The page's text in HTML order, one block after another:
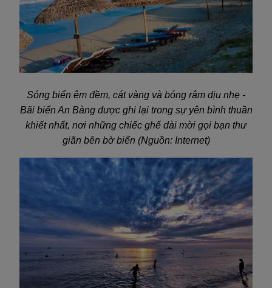
Sóng biển êm đềm, cát vàng và bóng râm dịu nhẹ -
Bãi biển An Bàng được ghi lại trong sự yên bình thuần
khiết nhất, nơi những chiếc ghế dài mời gọi bạn thư
giãn bên bờ biển (Nguồn: Internet)